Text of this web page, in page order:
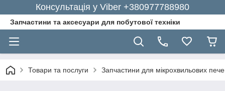
Консультація у Viber +380977788980
Запчастини та аксесуари для побутової техніки
Товари та послуги Запчастини для мікрохвильових